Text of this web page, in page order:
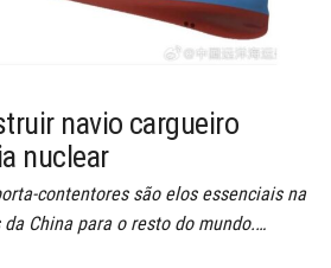
navio cargueiro
nuclear
contentores são elos essenciais na
China para o resto do mundo.…